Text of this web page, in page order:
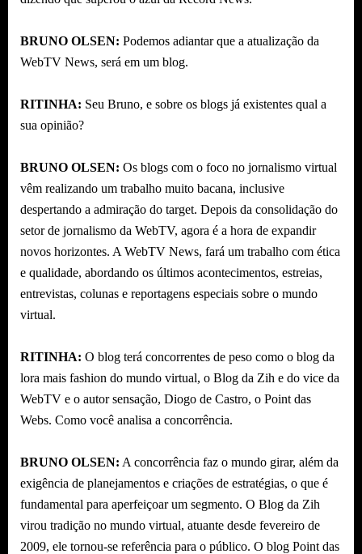
BRUNO OLSEN: Podemos adiantar que a atualização da
WebTV News, será em um blog.
RITINHA: Seu Bruno, e sobre os blogs já existentes qual a
sua opinião?
BRUNO OLSEN: Os blogs com o foco no jornalismo virtual
vêm realizando um trabalho muito bacana, inclusive
despertando a admiração do target. Depois da consolidação do
setor de jornalismo da WebTV, agora é a hora de expandir
novos horizontes. A WebTV News, fará um trabalho com ética
e qualidade, abordando os últimos acontecimentos, estreias,
entrevistas, colunas e reportagens especiais sobre o mundo
virtual.
RITINHA: O blog terá concorrentes de peso como o blog da
lora mais fashion do mundo virtual, o Blog da Zih e do vice da
WebTV e o autor sensação, Diogo de Castro, o Point das
Webs. Como você analisa a concorrência.
BRUNO OLSEN: A concorrência faz o mundo girar, além da
exigência de planejamentos e criações de estratégias, o que é
fundamental para aperfeiçoar um segmento. O Blog da Zih
virou tradição no mundo virtual, atuante desde fevereiro de
2009, ele tornou-se referência para o público. O blog Point das